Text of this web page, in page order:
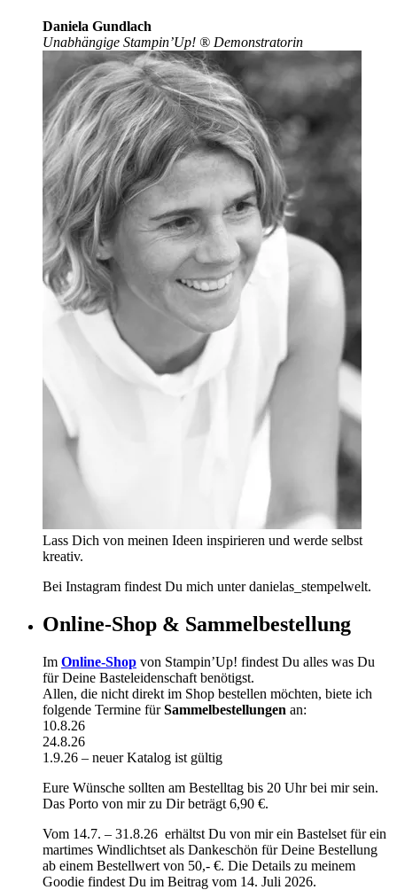
Daniela Gundlach
Unabhängige Stampin’Up! ® Demonstratorin
Lass Dich von meinen Ideen inspirieren und werde selbst
kreativ.
Bei Instagram findest Du mich unter danielas_stempelwelt.
Online-Shop & Sammelbestellung
Im Online-Shop von Stampin’Up! findest Du alles was Du
für Deine Basteleidenschaft benötigst.
Allen, die nicht direkt im Shop bestellen möchten, biete ich
folgende Termine fürSammelbestellungen an:
10.8.26
24.8.26
1.9.26 – neuer Katalog ist gültig
Eure Wünsche sollten am Bestelltag bis 20 Uhr bei mir sein.
Das Porto von mir zu Dir beträgt 6,90 €.
Vom 14.7. – 31.8.26 erhältst Du von mir ein Bastelset für ein
martimes Windlichtset als Dankeschön für Deine Bestellung
ab einem Bestellwert von 50,- €. Die Details zu meinem
Goodie findest Du im Beitrag vom 14. Juli 2026.